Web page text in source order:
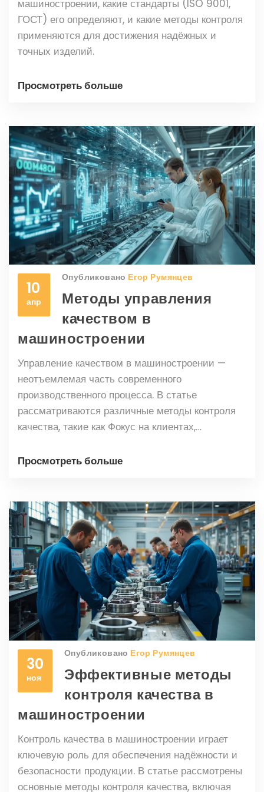
машиностроении, какие стандарты (ISO 9001,
ГОСТ) его определяют, и какие методы контроля
применяются для достижения надёжных и
точных изделий.
Просмотреть больше
10
апр
Опубликовано Егор Румянцев
Методы управления
качеством в
машиностроении
Управление качеством в машиностроении —
неотъемлемая часть современного
производственного процесса. В статье
рассматриваются различные методы контроля
качества, такие как Фокус на клиентах,
качества и Сертификационные стандарты. Эти
конкурентоспособность.
Просмотреть больше
30
ноя
Опубликовано Егор Румянцев
Эффективные методы
контроля качества в
машиностроении
Контроль качества в машиностроении играет
ключевую роль для обеспечения надёжности и
безопасности продукции. В статье рассмотрены
основные методы контроля качества, включая